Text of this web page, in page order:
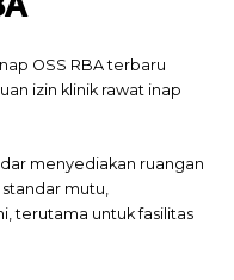
OSS RBA terbaru
izin klinik rawat inap
menyediakan ruangan
mutu,
terutama untuk fasilitas